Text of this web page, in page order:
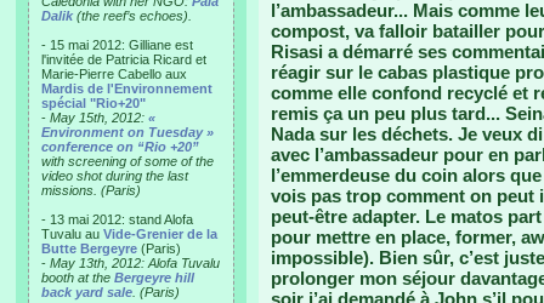
Dalik (the reef’s echoes).
- 15 mai 2012: Gilliane est
l'invitée de Patricia Ricard et
Marie-Pierre Cabello aux
Mardis de l'Environnement
spécial "Rio+20"
- May 15th, 2012: «
Environment on Tuesday »
conference on “Rio +20”
with screening of some of the
video shot during the last
missions. (Paris)
- 13 mai 2012: stand Alofa
Tuvalu au Vide-Grenier de la
Butte Bergeyre (Paris)
- May 13th, 2012: Alofa Tuvalu
booth at the Bergeyre hill
back yard sale . (Paris)
l’ambassadeur... Mais comme
compost, va falloir batailler
Risasi a démarré ses
réagir sur le cabas plastique
comme elle confond recyclé et
remis ça un peu plus tard...
Nada sur les déchets. Je veux
avec l’ambassadeur pour en
l’emmerdeuse du coin alors
vois pas trop comment on peut
peut-être adapter. Le matos
pour mettre en place, former,
impossible). Bien sûr, c’est
prolonger mon séjour
soir j’ai demandé à John s’il